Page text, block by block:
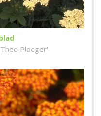
Ploeger'